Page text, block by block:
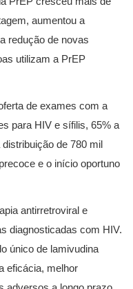
aumentou a
redução de novas
utilizam a PrEP
de exames com a
para HIV e sífilis, 65% a
de 780 mil
e o início oportuno
antirretroviral e
diagnosticadas com HIV.
único de lamivudina
eficácia, melhor